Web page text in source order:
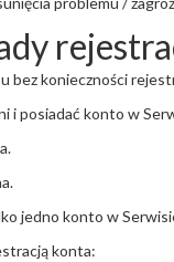
bez konieczności
i posiadać konto w
jedno konto w
konta: